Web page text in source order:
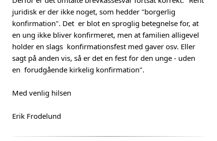
juridisk er der ikke noget, som hedder "borgerlig
konfirmation". Det er blot en sproglig betegnelse for, at
en ung ikke bliver konfirmeret, men at familien alligevel
holder en slags konfirmationsfest med gaver osv. Eller
sagt på anden vis, så er det en fest for den unge - uden
en forudgående kirkelig konfirmation".
Med venlig hilsen
Erik Frodelund